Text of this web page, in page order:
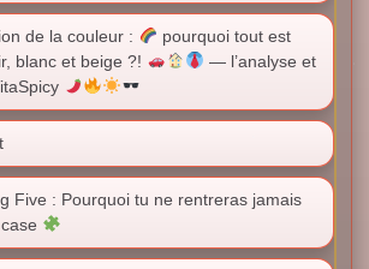
de la couleur :
pourquoi tout est
blanc et beige ?!
— l’analyse et
Five : Pourquoi tu ne rentreras jamais